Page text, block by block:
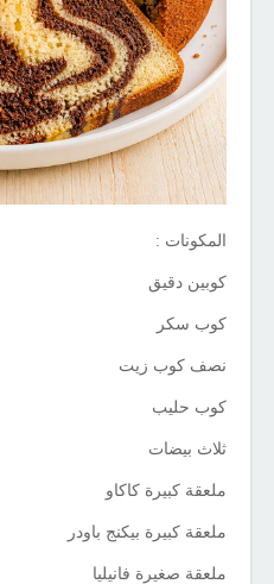
المكونات :
كوبين دقيق
كوب سكر
نصف كوب زيت
كوب حليب
ثلاث بيضات
ملعقة كبيرة كاكاو
ملعقة كبيرة بيكنج باودر
ملعقة صغيرة فانيليا